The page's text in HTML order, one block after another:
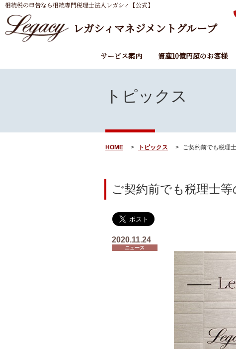
相続税の申告なら相続専門税理士法人レガシィ【公式】
レガシィマネジメントグループ
サービス案内 資産10億円超のお客様
トピックス
HOME トピックス ご契約前でも税理
ご契約前でも税理士
2020.11.24
ニュース